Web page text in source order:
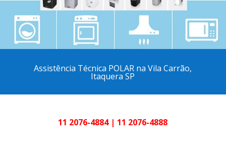
Assistência Técnica POLAR na Vila Carrão,
Itaquera SP
11 2076-4884| 11 2076-4888